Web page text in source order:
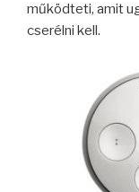
működteti, amit
cserélni kell.